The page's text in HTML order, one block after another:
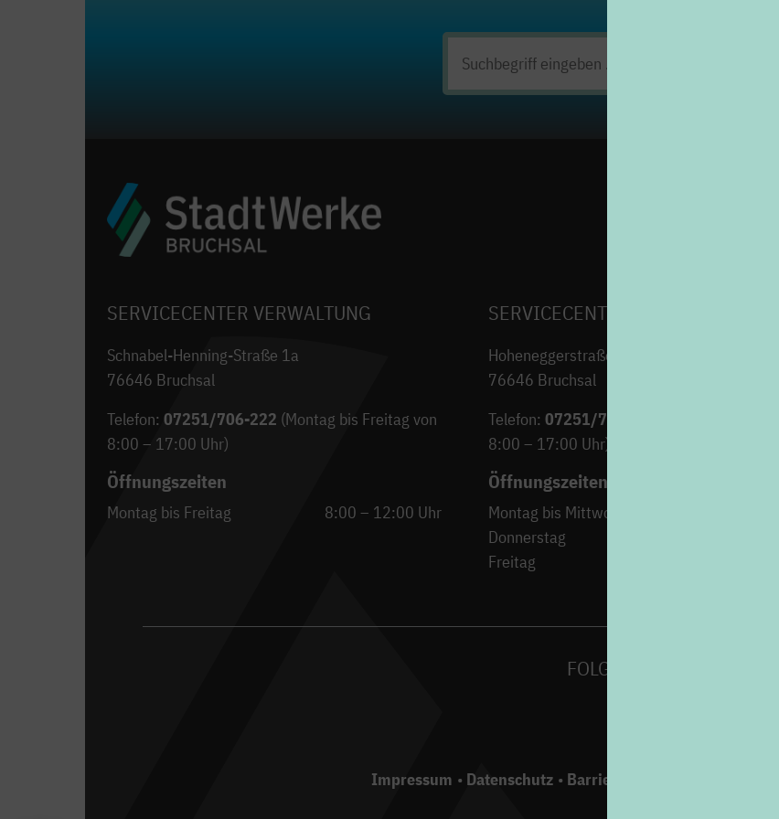
Suchen
nach:
SERVICECENTER VERWALTUNG
Schnabel-Henning-Straße 1a
76646 Bruchsal
Telefon:07251/706-222 (Montag bis Freitag von
8:00 – 17:00 Uhr)
Öffnungszeiten
Montag bis Freitag 8:00 – 12:00 Uhr
SERVICECENTER H7
Hoheneggerstraße 7
76646 Bruchsal
Telefon:07251/706-222
8:00 – 17:00 Uhr)
Öffnungszeiten
Montag bis Mittwoch
Donnerstag
Freitag
FOLGEN SIE UNS AUF
Impressum Datenschutz Barrierefreiheit